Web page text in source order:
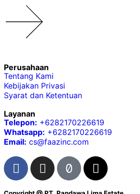
Perusahaan
Tentang Kami
Kebijakan Privasi
Syarat dan Ketentuan
Layanan
Telepon: +6282170226619
Whatsapp: +6282170226619
Email: cs@faazinc.com